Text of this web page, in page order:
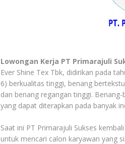
Lowongan Kerja PT Primarajuli
Ever Shine Tex Tbk, didirikan pada
6) berkualitas tinggi, benang
dan benang regangan tinggi.
yang dapat diterapkan pada banyak
Saat ini PT Primarajuli Sukses
untuk mencari calon karyawan yang